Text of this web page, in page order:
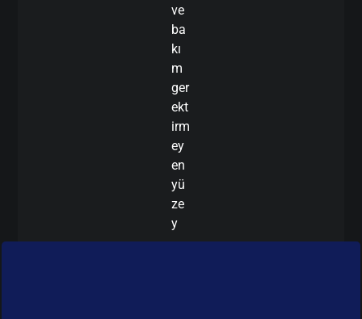
ve
ba
kı
m
ger
ekt
irm
ey
en
yü
ze
y